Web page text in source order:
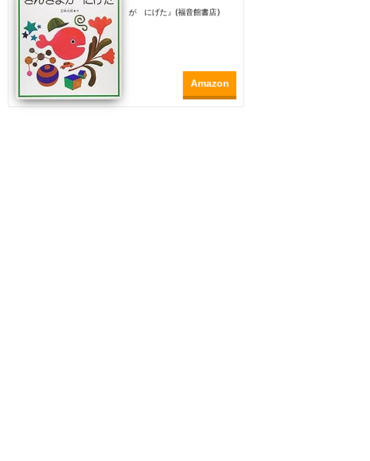
が にげた』(福音館書店)
Amazon